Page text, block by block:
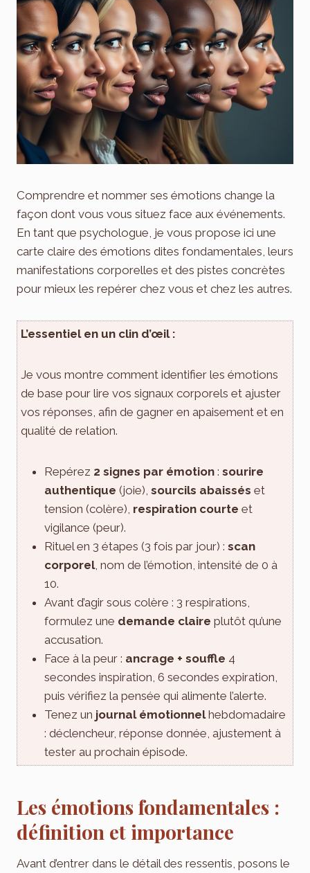
Comprendre et nommer ses émotions change la
façon dont vous vous situez face aux événements.
En tant que psychologue, je vous propose ici une
carte claire des émotions dites fondamentales, leurs
manifestations corporelles et des pistes concrètes
pour mieux les repérer chez vous et chez les autres.
L’essentiel en un clin d’œil :
Je vous montre comment identifier les émotions
de base pour lire vos signaux corporels et ajuster
vos réponses, afin de gagner en apaisement et en
qualité de relation.
Repérez 2 signes par émotion : sourire
authentique (joie), sourcils abaissés et
tension (colère), respiration courte et
vigilance (peur).
Rituel en 3 étapes (3 fois par jour) : scan
corporel, nom de l’émotion, intensité de 0 à
10.
Avant d’agir sous colère : 3 respirations,
formulez une demande claire plutôt qu’une
accusation.
Face à la peur : ancrage + souffle 4
secondes inspiration, 6 secondes expiration,
puis vérifiez la pensée qui alimente l’alerte.
Tenez un journal émotionnelhebdomadaire
: déclencheur, réponse donnée, ajustement à
tester au prochain épisode.
Les émotions fondamentales :
définition et importance
Avant d’entrer dans le détail des ressentis, posons le